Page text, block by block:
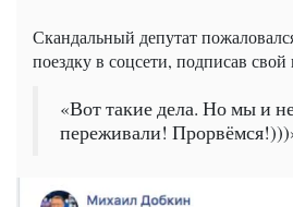
Скандальный депутат
поездку в соцсети, подписав свой
«Вот такие дела. Но мы и
переживали!